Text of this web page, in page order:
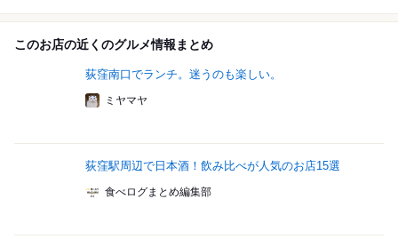
このお店の近くのグルメ情報まとめ
荻窪南口でランチ。迷うのも楽しい。
ミヤマヤ
荻窪駅周辺で日本酒！飲み比べが人気のお店15選
食べログまとめ編集部